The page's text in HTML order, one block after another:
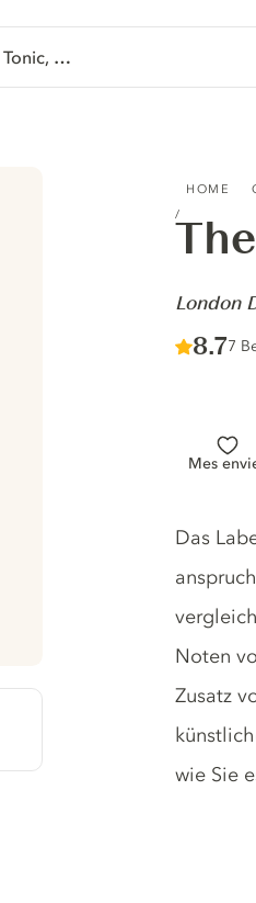
…
HOME
-
London
8.7/
7
Mes
Gin
Das
Noten
Zusatz
wie Sie